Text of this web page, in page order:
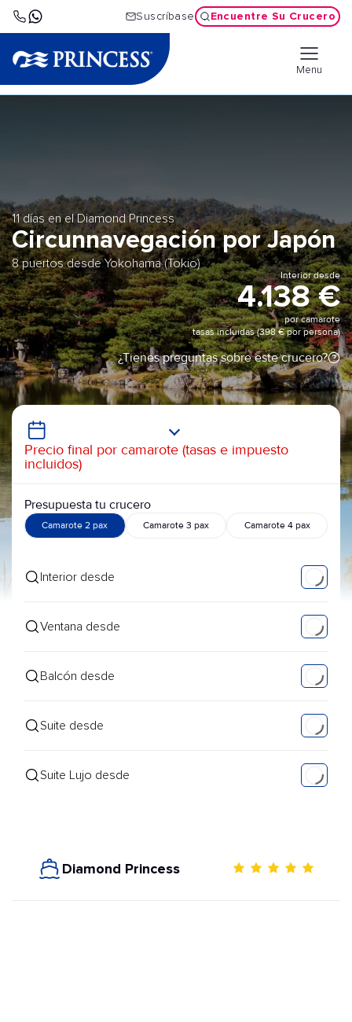
Suscríbase Encuentre Su Crucero
Menu
11 días en el Diamond Princess
Circunnavegación por Japón
8 puertos desde Yokohama (Tokio)
Interior desde
4.138 €
por camarote
tasas incluidas (398 € por persona)
¿Tienes preguntas sobre este crucero?
Precio final por camarote (tasas e impuesto
incluidos)
Presupuesta tu crucero
Camarote 2 pax Camarote 3 pax Camarote 4 pax
Interior desde
Ventana desde
Balcón desde
Suite desde
Suite Lujo desde
Diamond Princess